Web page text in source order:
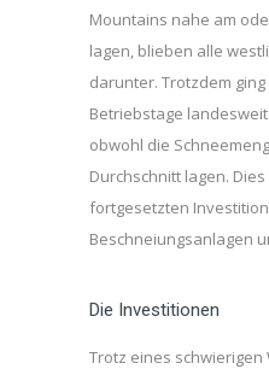
Mountains nahe am
lagen, blieben alle
darunter. Trotzdem
Betriebstage
obwohl die
Durchschnitt lagen.
fortgesetzten
Beschneiungsanlagen
Die Investitionen
Trotz eines